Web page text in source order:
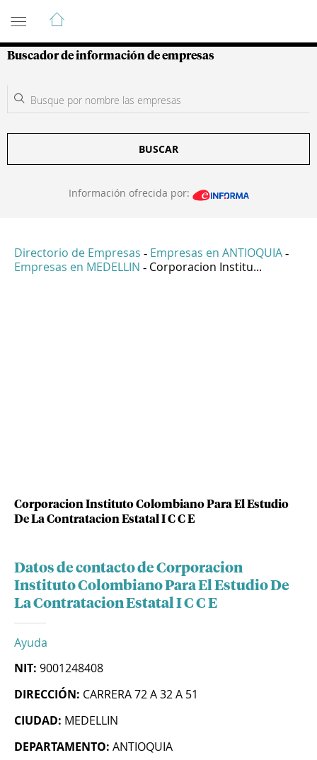
Guía de Empresas Colombianas
Buscador de información de empresas
BUSCAR
Información ofrecida por:
Directorio de Empresas - Empresas en ANTIOQUIA -
Empresas en MEDELLIN - Corporacion Institu...
Corporacion Instituto Colombiano Para El Estudio
De La Contratacion Estatal I C C E
Datos de contacto de Corporacion
Instituto Colombiano Para El Estudio De
La Contratacion Estatal I C C E
Ayuda
NIT: 9001248408
DIRECCIÓN: CARRERA 72 A 32 A 51
CIUDAD: MEDELLIN
DEPARTAMENTO: ANTIOQUIA